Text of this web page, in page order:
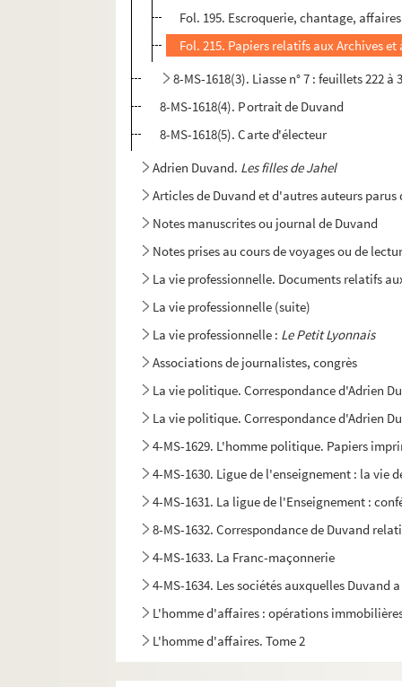
Fol. 195. Escroquerie, chantage,
Fol. 215. Papiers relatifs aux Archives
8-MS-1618(3). Liasse n° 7 : feuillets 222 à
8-MS-1618(4). Portrait de Duvand
8-MS-1618(5). Carte d'électeur
Adrien Duvand. Les filles de Jahel
Articles de Duvand et d'autres auteurs parus
Notes manuscrites ou journal de Duvand
Notes prises au cours de voyages ou de
La vie professionnelle. Documents relatifs
La vie professionnelle (suite)
La vie professionnelle : Le Petit Lyonnais
Associations de journalistes, congrès
La vie politique. Correspondance d'Adrien
La vie politique. Correspondance d'Adrien
4-MS-1629. L'homme politique. Papiers
4-MS-1630. Ligue de l'enseignement : la vie
4-MS-1631. La ligue de l'Enseignement :
8-MS-1632. Correspondance de Duvand
4-MS-1633. La Franc-maçonnerie
4-MS-1634. Les sociétés auxquelles
L'homme d'affaires : opérations
L'homme d'affaires. Tome 2